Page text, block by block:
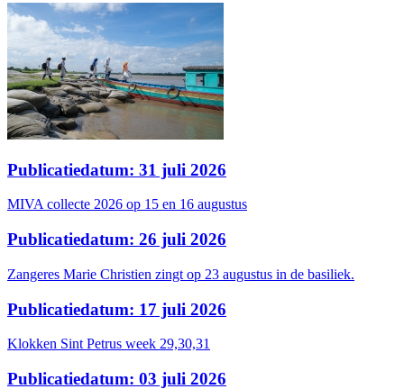
Publicatiedatum: 31 juli 2026
MIVA collecte 2026 op 15 en 16 augustus
Publicatiedatum: 26 juli 2026
Zangeres Marie Christien zingt op 23 augustus in de basiliek.
Publicatiedatum: 17 juli 2026
Klokken Sint Petrus week 29,30,31
Publicatiedatum: 03 juli 2026